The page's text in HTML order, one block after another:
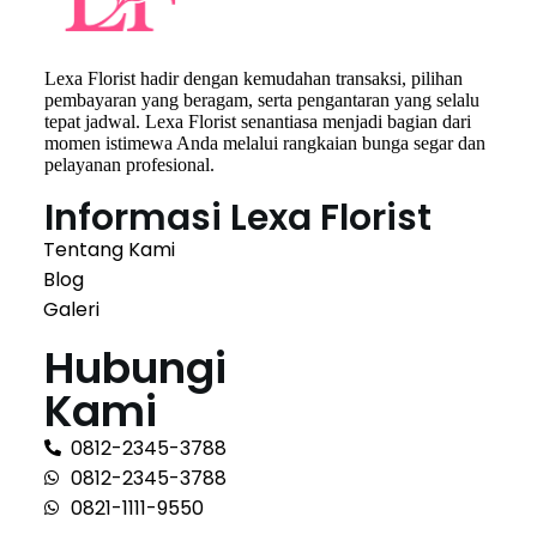
Lexa Florist hadir dengan kemudahan transaksi, pilihan
pembayaran yang beragam, serta pengantaran yang selalu
tepat jadwal. Lexa Florist senantiasa menjadi bagian dari
momen istimewa Anda melalui rangkaian bunga segar dan
pelayanan profesional.
Informasi Lexa Florist
Tentang Kami
Blog
Galeri
Hubungi
Kami
0812-2345-3788
0812-2345-3788
0821-1111-9550